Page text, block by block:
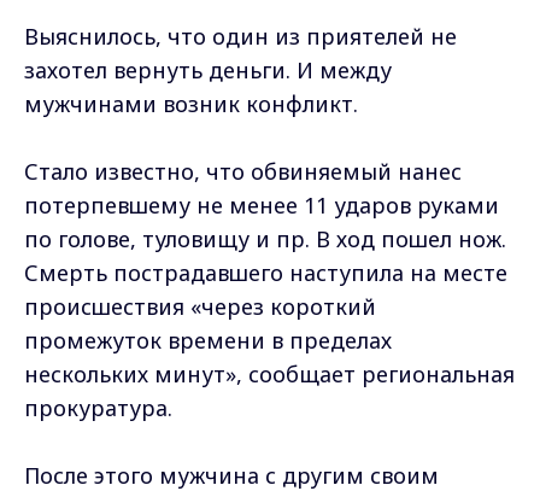
Выяснилось, что один из приятелей не
захотел вернуть деньги. И между
мужчинами возник конфликт.
Стало известно, что обвиняемый нанес
потерпевшему не менее 11 ударов руками
по голове, туловищу и пр. В ход пошел нож.
Смерть пострадавшего наступила на месте
происшествия «через короткий
промежуток времени в пределах
нескольких минут», сообщает региональная
прокуратура.
После этого мужчина с другим своим